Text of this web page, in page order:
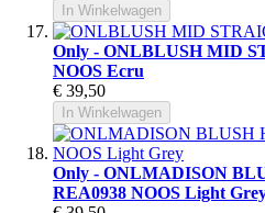
In Winkelwagen
Only - ONLBLUSH MID
NOOS Ecru
€ 39,50
In Winkelwagen
Only - ONLMADISON
REA0938 NOOS Light